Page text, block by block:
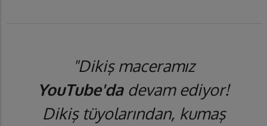
"Dikiş maceramız
YouTube'dadevam ediyor!
Dikiş tüyolarından, kumaş